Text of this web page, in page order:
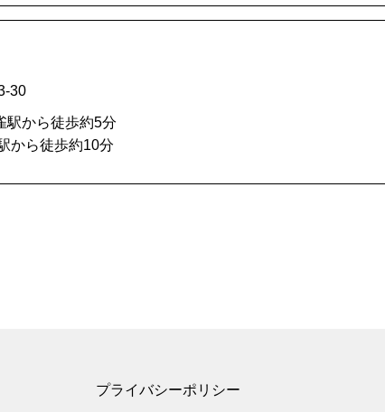
30
駅から徒歩約5分
から徒歩約10分
プライバシーポリシー